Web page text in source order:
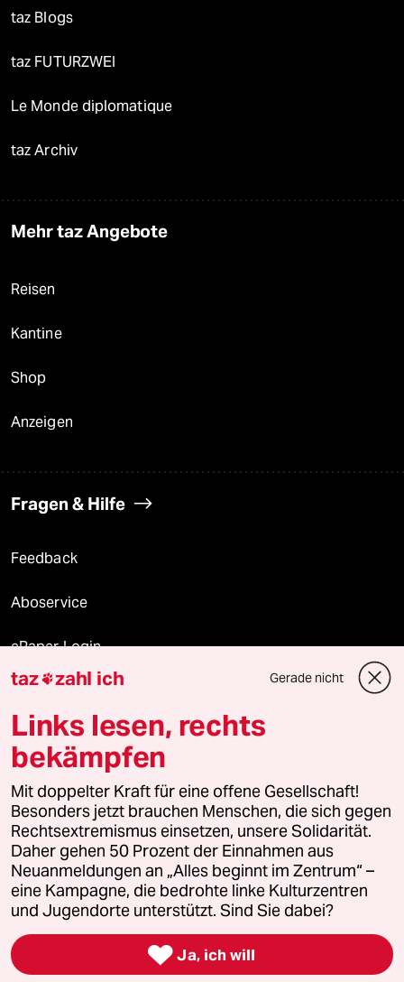
taz Blogs
taz FUTURZWEI
Le Monde diplomatique
taz Archiv
Mehr taz Angebote
Reisen
Kantine
Shop
Anzeigen
Fragen & Hilfe
Feedback
Aboservice
ePaper Login
Downloads für Abonnierende
© 2026 taz Verlags und Vertriebs GmbH
Alle Rechte vorbehalten. Bei rechtlichen Fragen oder für Genehmigungen
wenden Sie sich bitte an
lizenzen@taz.de
Feedback Redaktionsstatut Kommune-Richtlinien
Leitlinie Informant Datenschutz Impressum AGB
Seitenwende Einwilligungen widerrufen (Ads)
taz zahl ich Gerade nicht
Links lesen, rechts
bekämpfen
Mit doppelter Kraft für eine offene Gesellschaft!
Besonders jetzt brauchen Menschen, die sich gegen
Rechtsextremismus einsetzen, unsere Solidarität.
Daher gehen 50 Prozent der Einnahmen aus
Neuanmeldungen an „Alles beginnt im Zentrum“ –
eine Kampagne, die bedrohte linke Kulturzentren
und Jugendorte unterstützt. Sind Sie dabei?
 Ja, ich will